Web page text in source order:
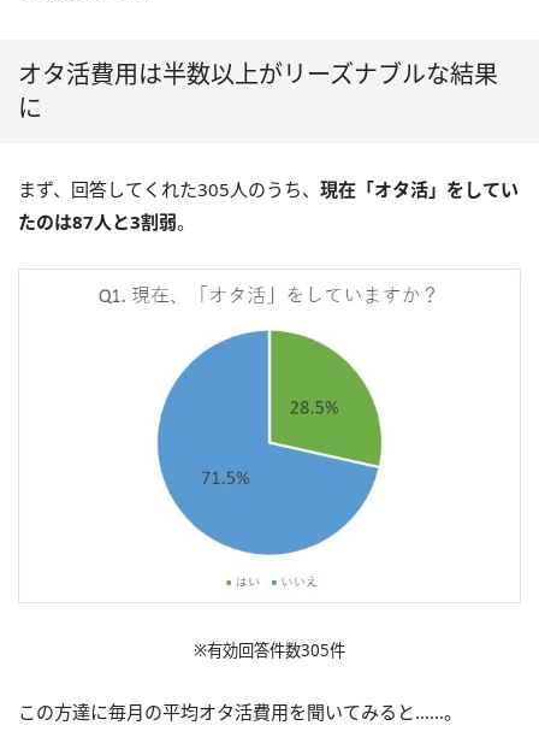
オタ活費用は半数以上がリーズナブルな結果
に
まず、回答してくれた305人のうち、 現在「オタ活」をしてい
たのは87人と3割弱。
※有効回答件数305件
この方達に毎月の平均オタ活費用を聞いてみると……。